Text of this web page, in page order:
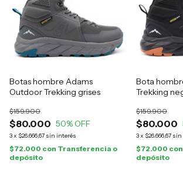
Botas hombre Adams
Outdoor Trekking grises
$80.000
$159.900
50% OFF
3x $26.666,67 sin interés
$72.000 con Transferencia o
depósito
Bota
Trekking
$80.000
$159.900
3x $26.666,67 sin
$72.000 con
depósito